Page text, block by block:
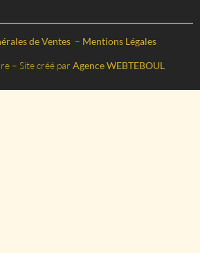
de Ventes – Mentions Légales
– Site créé par Agence WEBTEBOUL